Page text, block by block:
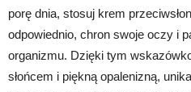
porę dnia, stosuj krem
odpowiednio, chron swoje oczy i
organizmu. Dzięki tym
słońcem i piękną opalenizną,